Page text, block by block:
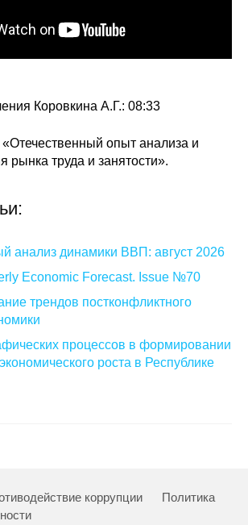
требования
оформления
семинар
французский семинар
Коровкина А.Г.: 08:33
опыт анализа и
рынка труда и занятости».
анализ динамики ВВП: август 2026
Economic Forecast. Issue №70
трендов постконфликтного
процессов в формировании
роста в Республике
коррупции
Политика